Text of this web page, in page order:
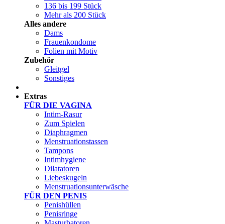
136 bis 199 Stück
Mehr als 200 Stück
Alles andere
Dams
Frauenkondome
Folien mit Motiv
Zubehör
Gleitgel
Sonstiges
Extras
FÜR DIE VAGINA
Intim-Rasur
Zum Spielen
Diaphragmen
Menstruationstassen
Tampons
Intimhygiene
Dilatatoren
Liebeskugeln
Menstruationsunterwäsche
FÜR DEN PENIS
Penishüllen
Penisringe